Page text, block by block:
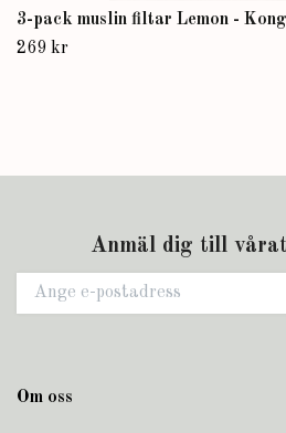
3-pack muslin filtar Lemon -
269 kr
Anmäl dig till
Om oss